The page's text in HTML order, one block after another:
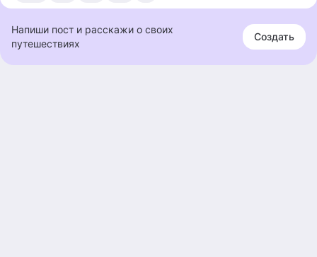
Напиши пост и расскажи о своих
путешествиях
Создать